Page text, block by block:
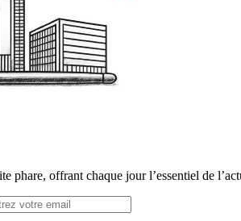
phare, offrant chaque jour l’essentiel de